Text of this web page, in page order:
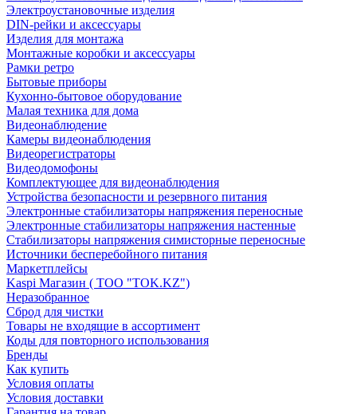
Электроустановочные изделия
DIN-рейки и аксессуары
Изделия для монтажа
Монтажные коробки и аксессуары
Рамки ретро
Бытовые приборы
Кухонно-бытовое оборудование
Малая техника для дома
Видеонаблюдение
Камеры видеонаблюдения
Видеорегистраторы
Видеодомофоны
Комплектующее для видеонаблюдения
Устройства безопасности и резервного питания
Электронные стабилизаторы напряжения переносные
Электронные стабилизаторы напряжения настенные
Стабилизаторы напряжения симисторные переносные
Источники бесперебойного питания
Маркетплейсы
Kaspi Магазин ( ТОО "TOK.KZ")
Неразобранное
Сброд для чистки
Товары не входящие в ассортимент
Коды для повторного использования
Бренды
Как купить
Условия оплаты
Условия доставки